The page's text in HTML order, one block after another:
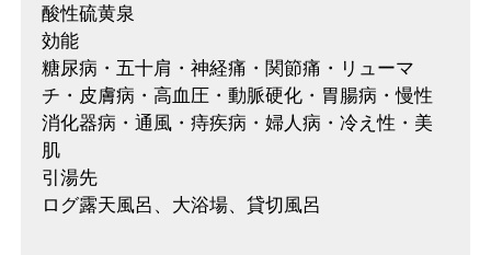
酸性硫黄泉
効能
糖尿病・五十肩・神経痛・関節痛・リューマ
チ・皮膚病・高血圧・動脈硬化・胃腸病・慢性
消化器病・通風・痔疾病・婦人病・冷え性・美
肌
引湯先
ログ露天風呂、大浴場、貸切風呂